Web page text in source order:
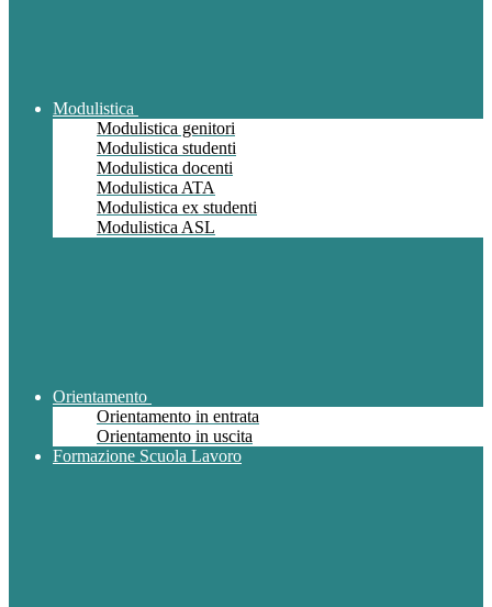
Modulistica
Modulistica genitori
Modulistica studenti
Modulistica docenti
Modulistica ATA
Modulistica ex studenti
Modulistica ASL
Orientamento
Orientamento in entrata
Orientamento in uscita
Formazione Scuola Lavoro